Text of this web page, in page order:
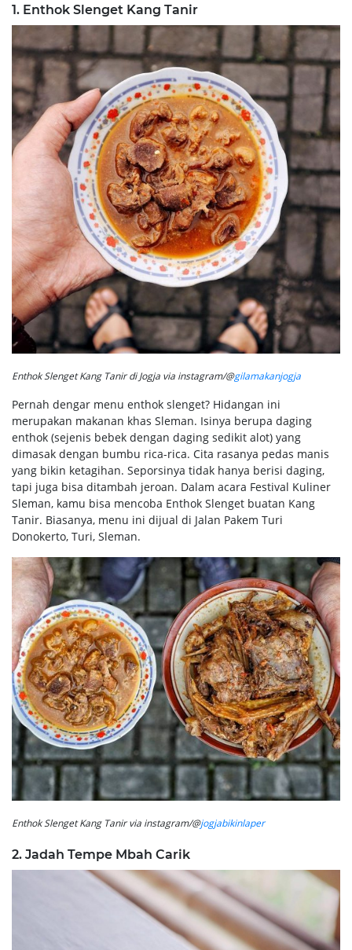
1. Enthok Slenget Kang Tanir
Enthok Slenget Kang Tanir di Jogja via instagram/@gilamakanjogja
Pernah dengar menu enthok slenget? Hidangan ini
merupakan makanan khas Sleman. Isinya berupa daging
enthok (sejenis bebek dengan daging sedikit alot) yang
dimasak dengan bumbu rica-rica. Cita rasanya pedas manis
yang bikin ketagihan. Seporsinya tidak hanya berisi daging,
tapi juga bisa ditambah jeroan. Dalam acara Festival Kuliner
Sleman, kamu bisa mencoba Enthok Slenget buatan Kang
Tanir. Biasanya, menu ini dijual di Jalan Pakem Turi
Donokerto, Turi, Sleman.
Enthok Slenget Kang Tanir via instagram/@jogjabikinlaper
2. Jadah Tempe Mbah Carik